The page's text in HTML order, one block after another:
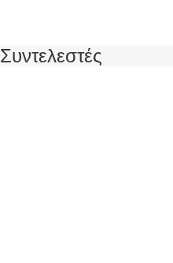
Συντελεστές